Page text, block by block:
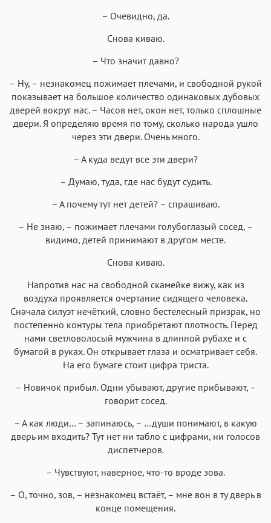
– Очевидно, да.
Снова киваю.
– Что значит давно?
– Ну, – незнакомец пожимает плечами, и свободной рукой
показывает на большое количество одинаковых дубовых
дверей вокруг нас. – Часов нет, окон нет, только сплошные
двери. Я определяю время по тому, сколько народа ушло
через эти двери. Очень много.
– А куда ведут все эти двери?
– Думаю, туда, где нас будут судить.
– А почему тут нет детей? – спрашиваю.
– Не знаю, – пожимает плечами голубоглазый сосед, –
видимо, детей принимают в другом месте.
Снова киваю.
Напротив нас на свободной скамейке вижу, как из
воздуха проявляется очертание сидящего человека.
Сначала силуэт нечёткий, словно бестелесный призрак, но
постепенно контуры тела приобретают плотность. Перед
нами светловолосый мужчина в длинной рубахе и с
бумагой в руках. Он открывает глаза и осматривает себя.
На его бумаге стоит цифра триста.
– Новичок прибыл. Одни убывают, другие прибывают, –
говорит сосед.
– А как люди… – запинаюсь, – …души понимают, в какую
дверь им входить? Тут нет ни табло с цифрами, ни голосов
диспетчеров.
– Чувствуют, наверное, что-то вроде зова.
– О, точно, зов, – незнакомец встаёт, – мне вон в ту дверь в
конце помещения.